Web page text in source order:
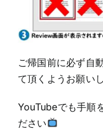
ご帰国前に必ず自
て頂くようお願い
YouTubeでも手順
ださい